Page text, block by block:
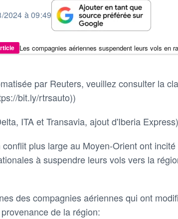
par
2024 à 09:49
par Reuters, veuillez consulter la
bit.ly/rtrsauto))
ITA et Transavia, ajout d'Iberia Express)
plus large au Moyen-Orient ont
à suspendre leurs vols vers la
des compagnies aériennes qui ont
de la région: